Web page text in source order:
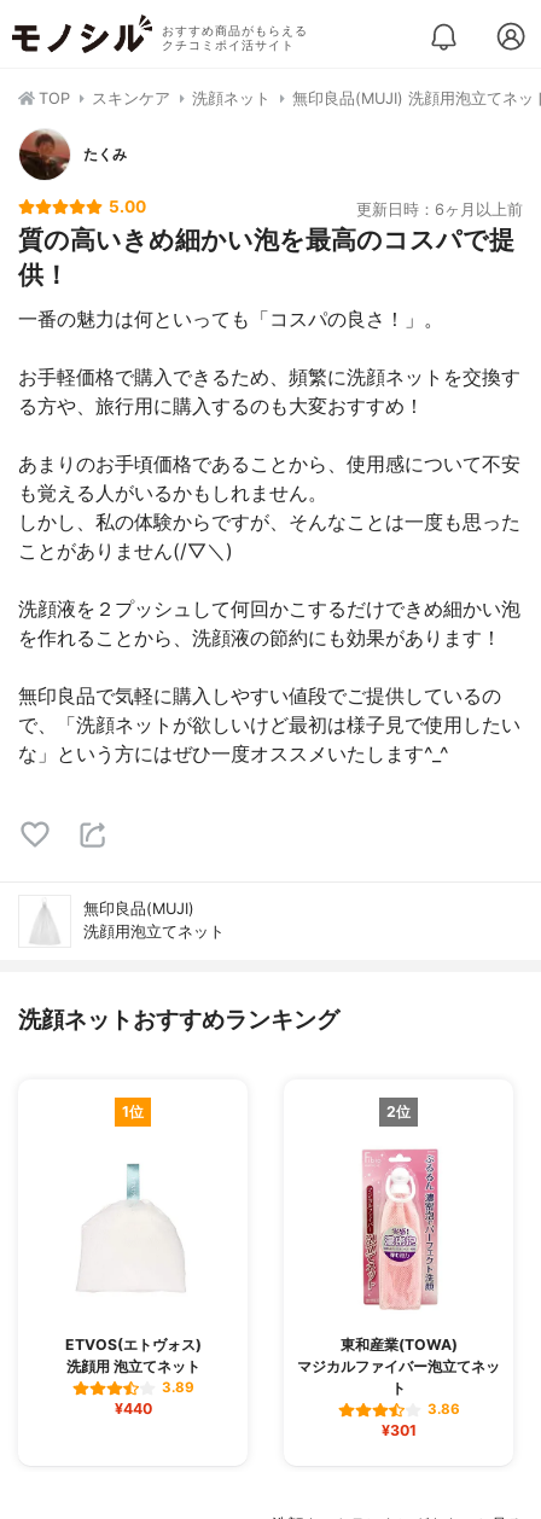
おすすめ商品がもらえる
クチコミポイ活サイト
TOP スキンケア 洗顔ネット 無印良品(MUJI) 洗顔用泡立てネッ
たくみ
5.00 更新日時：6ヶ月以上前
質の高いきめ細かい泡を最高のコスパで提
供！
一番の魅力は何といっても「コスパの良さ！」。
お手軽価格で購入できるため、頻繁に洗顔ネットを交換す
る方や、旅行用に購入するのも大変おすすめ！
あまりのお手頃価格であることから、使用感について不安
も覚える人がいるかもしれません。
しかし、私の体験からですが、そんなことは一度も思った
ことがありません(/▽＼)
洗顔液を２プッシュして何回かこするだけできめ細かい泡
を作れることから、洗顔液の節約にも効果があります！
無印良品で気軽に購入しやすい値段でご提供しているの
で、「洗顔ネットが欲しいけど最初は様子見で使用したい
な」という方にはぜひ一度オススメいたします^_^
無印良品(MUJI)
洗顔用泡立てネット
洗顔ネットおすすめランキング
1位
ETVOS(エトヴォス)
洗顔用 泡立てネット
3.89
¥440
2位
東和産業(TOWA)
マジカルファイバー泡立てネッ
ト
3.86
¥301